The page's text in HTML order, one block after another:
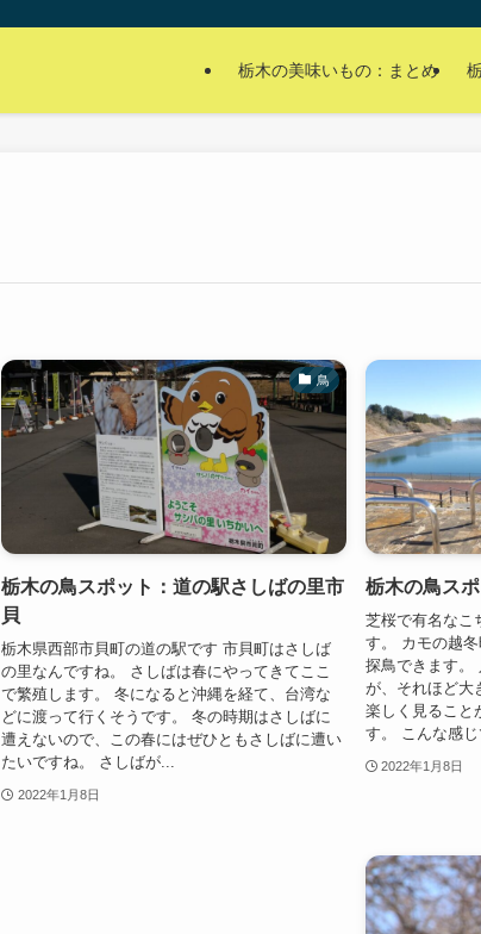
栃木の美味いもの：まとめ
鳥
栃木の鳥スポット：道の駅さしばの里市
貝
栃木県西部市貝町の道の駅です 市貝町はさしば
の里なんですね。 さしばは春にやってきてここ
で繁殖します。 冬になると沖縄を経て、台湾な
どに渡って行くそうです。 冬の時期はさしばに
遭えないので、この春にはぜひともさしばに遭い
たいですね。 さしばが...
2022年1月8日
栃木の鳥ス
芝桜で有名なこ
す。 カモの越
探鳥できます。
が、それほど大
楽しく見ること
す。 こんな感
2022年1月8日